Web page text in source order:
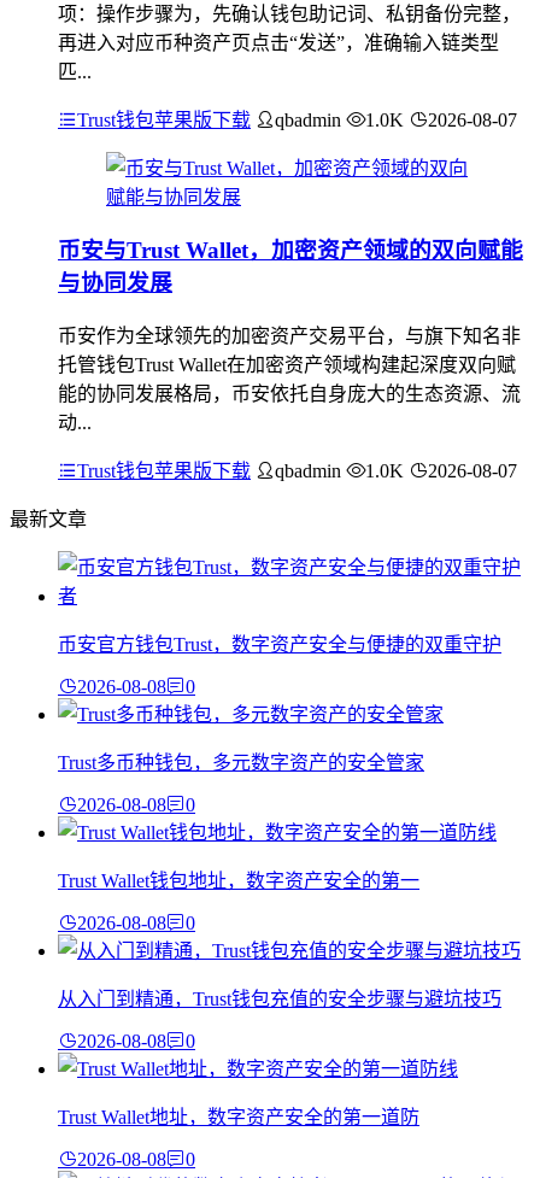
项：操作步骤为，先确认钱包助记词、私钥备份完整，
再进入对应币种资产页点击“发送”，准确输入链类型
匹...
Trust钱包苹果版下载 qbadmin 1.0K 2026-08-07
币安与Trust Wallet，加密资产领域的双向赋能
与协同发展
币安作为全球领先的加密资产交易平台，与旗下知名非
托管钱包Trust Wallet在加密资产领域构建起深度双向赋
能的协同发展格局，币安依托自身庞大的生态资源、流
动...
Trust钱包苹果版下载 qbadmin 1.0K 2026-08-07
最新文章
币安官方钱包Trust，数字资产安全与便捷的双重守护
2026-08-08 0
Trust多币种钱包，多元数字资产的安全管家
2026-08-08 0
Trust Wallet钱包地址，数字资产安全的第一
2026-08-08 0
从入门到精通，Trust钱包充值的安全步骤与避坑技巧
2026-08-08 0
Trust Wallet地址，数字资产安全的第一道防
2026-08-08 0